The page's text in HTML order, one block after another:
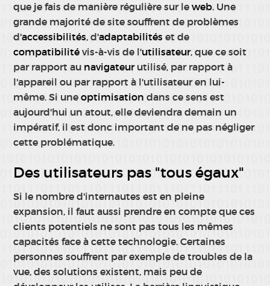
que je fais de manière régulière sur leweb. Une
grande majorité de site souffrent de problèmes
d'accessibilités, d'adaptabilités et de
compatibilité vis-à-vis de l'utilisateur, que ce soit
par rapport au navigateurutilisé, par rapport à
l'appareil ou par rapport à l'utilisateur en lui-
même. Si uneoptimisation dans ce sens est
aujourd'hui un atout, elle deviendra demain un
impératif, il est donc important de ne pas négliger
cette problématique.
Des utilisateurs pas "tous égaux"
Si le nombre d'internautes est en pleine
expansion, il faut aussi prendre en compte que ces
clients potentiels ne sont pas tous les mêmes
capacités face à cette technologie. Certaines
personnes souffrent par exemple de troubles de la
vue, des solutions existent, mais peu de